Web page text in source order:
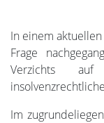
In einem
Frage
Verzichts auf
Im